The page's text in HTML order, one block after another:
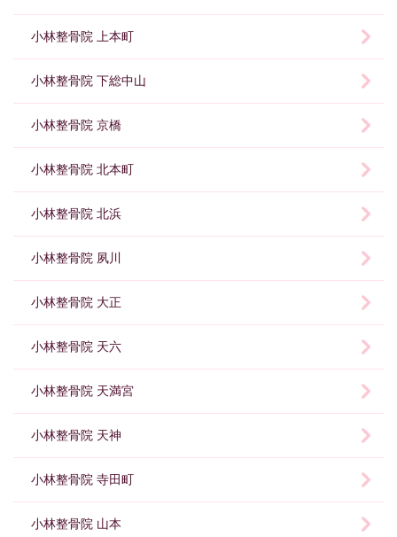
小林整骨院 上本町
小林整骨院 下総中山
小林整骨院 京橋
小林整骨院 北本町
小林整骨院 北浜
小林整骨院 夙川
小林整骨院 大正
小林整骨院 天六
小林整骨院 天満宮
小林整骨院 天神
小林整骨院 寺田町
小林整骨院 山本